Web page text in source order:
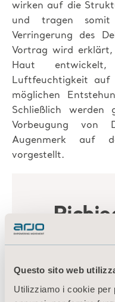
Questo sito web
Utilizziamo i cookie per
wirken auf die
und tragen
Verringerung des
Vortrag wird
Haut
Luftfeuchtigkeit
möglichen
Schließlich werden
Vorbeugung von
Augenmerk auf
vorgestellt.